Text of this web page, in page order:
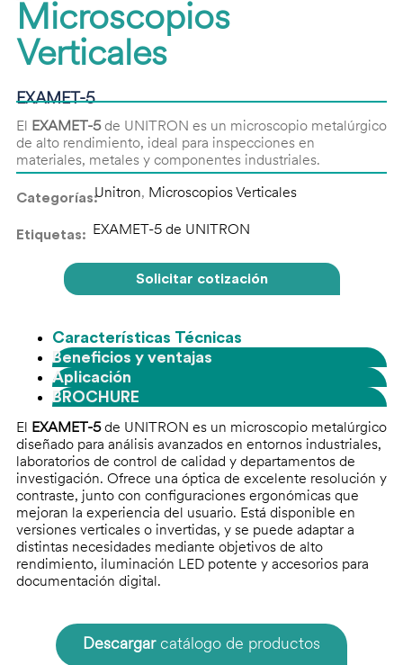
Microscopios
Verticales
EXAMET-5
El EXAMET-5de UNITRON es un microscopio metalúrgico
de alto rendimiento, ideal para inspecciones en
materiales, metales y componentes industriales.
Categorías:Unitron, Microscopios Verticales
Etiquetas: EXAMET-5 de UNITRON
Solicitar cotización
Características Técnicas
Beneficios y ventajas
Aplicación
BROCHURE
El EXAMET-5de UNITRON es un microscopio metalúrgico
diseñado para análisis avanzados en entornos industriales,
laboratorios de control de calidad y departamentos de
investigación. Ofrece una óptica de excelente resolución y
contraste, junto con configuraciones ergonómicas que
mejoran la experiencia del usuario. Está disponible en
versiones verticales o invertidas, y se puede adaptar a
distintas necesidades mediante objetivos de alto
rendimiento, iluminación LED potente y accesorios para
documentación digital.
Descargarcatálogo de productos